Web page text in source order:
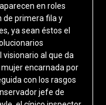
en roles
de primera fila y
ya sean éstos el
al que da
encarnada por
con los rasgos
jefe de